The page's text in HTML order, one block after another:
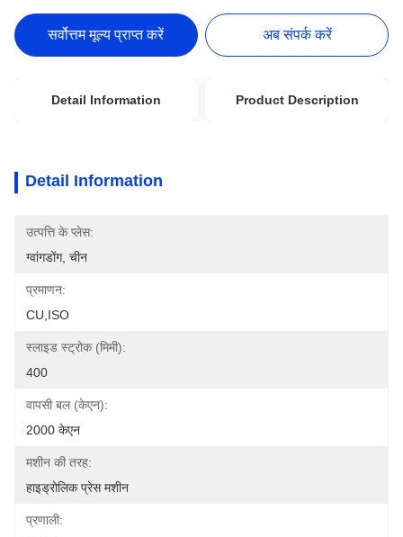
सर्वोत्तम मूल्य प्राप्त करें अब संपर्क करें
Detail Information Product Description
Detail Information
उत्पत्ति के प्लेस:
ग्वांगडोंग, चीन
प्रमाणन:
CU,ISO
स्लाइड स्ट्रोक (मिमी):
400
वापसी बल (केएन):
2000 केएन
मशीन की तरह:
हाइड्रोलिक प्रेस मशीन
प्रणाली: